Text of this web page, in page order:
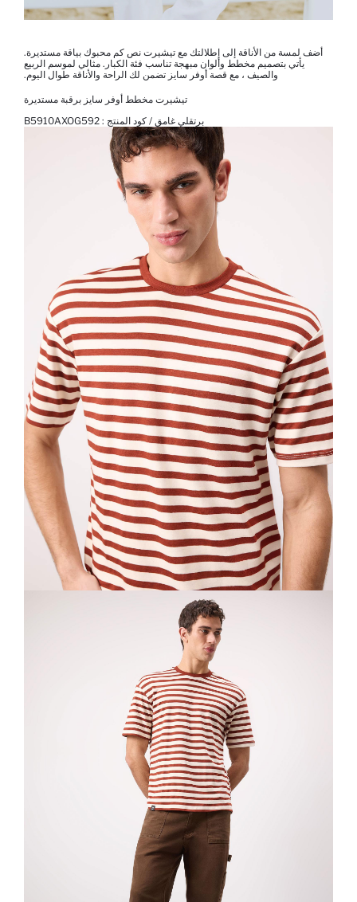
أضف لمسة من الأناقة إلى إطلالتك مع تيشيرت نص كم محبوك بياقة مستديرة.
يأتي بتصميم مخطط وألوان مبهجة تناسب فئة الكبار. مثالي لموسم الربيع
والصيف ، مع قصة أوفر سايز تضمن لك الراحة والأناقة طوال اليوم.
تيشيرت مخطط أوفر سايز برقبة مستديرة
برتقلي غامق / كود المنتج : B5910AXOG592